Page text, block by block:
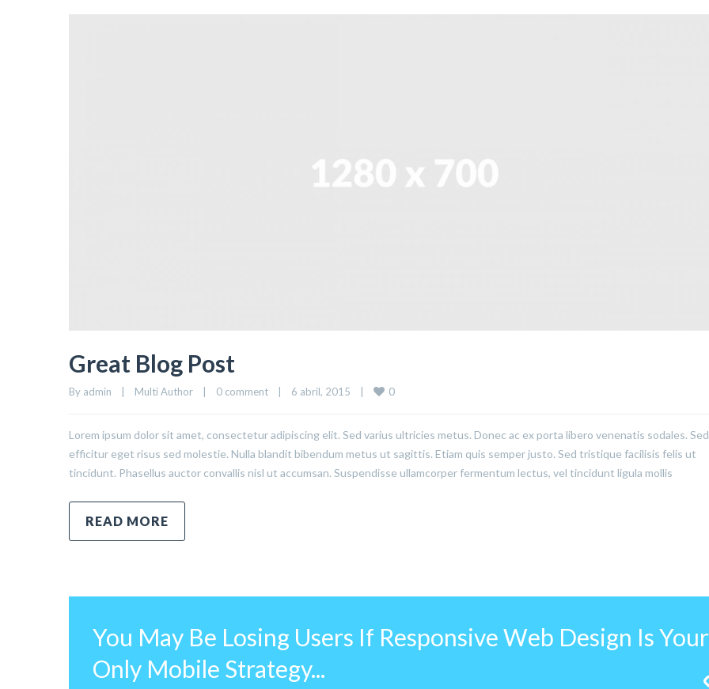
Great Blog Post
By admin Multi Author 0 comment 6 abril, 2015 0
Lorem ipsum dolor sit amet, consectetur adipiscing elit. Sed varius ultricies metus. Donec ac ex porta libero venenatis sodales. Sed
efficitur eget risus sed molestie. Nulla blandit bibendum metus ut sagittis. Etiam quis semper justo. Sed tristique facilisis felis ut
tincidunt. Phasellus auctor convallis nisl ut accumsan. Suspendisse ullamcorper fermentum lectus, vel tincidunt ligula mollis
READ MORE
You May Be Losing Users If Responsive Web Design Is Your
Only Mobile Strategy...